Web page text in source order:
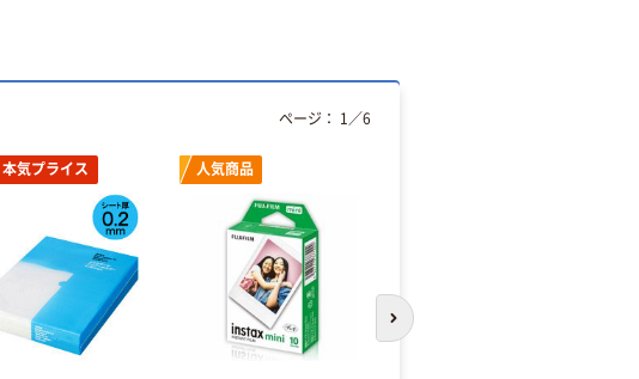
本気プライス 人気商品
ページ： 1 ／6
次のスライドへ